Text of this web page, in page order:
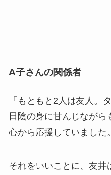
A子さんの関係者
「もともと2人は友人。
日陰の身に甘んじながら
心から応援していました。
それをいいことに、友井